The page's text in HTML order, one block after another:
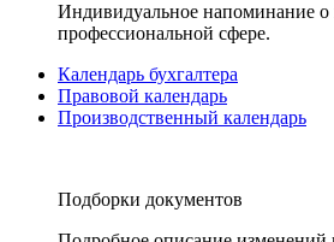
Индивидуальное напоминание
профессиональной сфере.
Календарь бухгалтера
Правовой календарь
Производственный календарь
Подборки документов